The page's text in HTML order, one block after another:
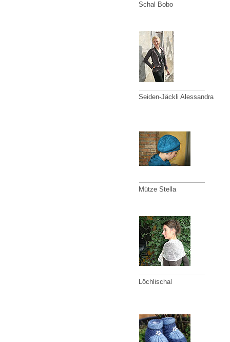
Schal Bobo
Seiden-Jäckli Alessandra
Mütze Stella
Löchlischal